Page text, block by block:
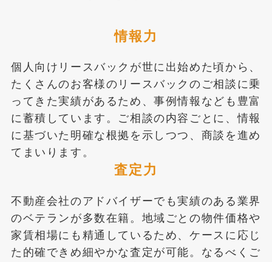
情報力
個人向けリースバックが世に出始めた頃から、
たくさんのお客様のリースバックのご相談に乗
ってきた実績があるため、事例情報なども豊富
に蓄積しています。ご相談の内容ごとに、情報
に基づいた明確な根拠を示しつつ、商談を進め
てまいります。
査定力
不動産会社のアドバイザーでも実績のある業界
のベテランが多数在籍。地域ごとの物件価格や
家賃相場にも精通しているため、ケースに応じ
た的確できめ細やかな査定が可能。なるべくご